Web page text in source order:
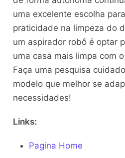
uma excelente escolha
praticidade na limpeza do
um aspirador robô é optar
uma casa mais limpa com
Faça uma pesquisa
modelo que melhor se
necessidades!
Links:
Pagina Home